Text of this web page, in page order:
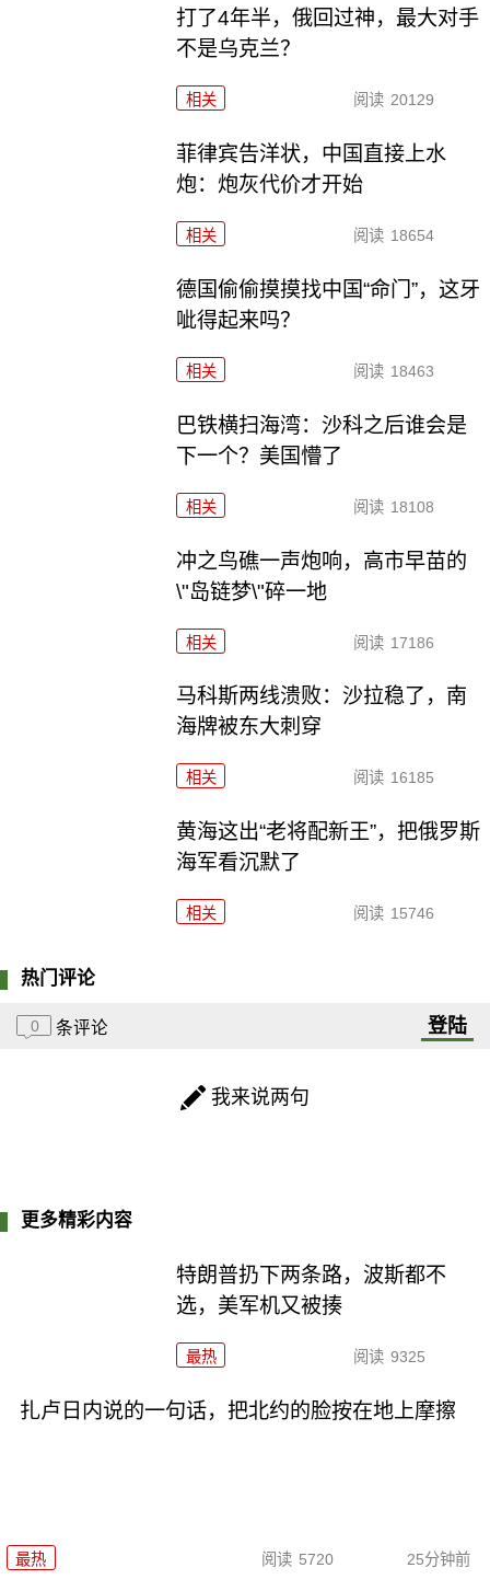
打了4年半，俄回过神，最大对手
不是乌克兰？
相关 阅读 20129
菲律宾告洋状，中国直接上水
炮：炮灰代价才开始
相关 阅读 18654
德国偷偷摸摸找中国“命门”，这牙
呲得起来吗？
相关 阅读 18463
巴铁横扫海湾：沙科之后谁会是
下一个？美国懵了
相关 阅读 18108
冲之鸟礁一声炮响，高市早苗的
\"岛链梦\"碎一地
相关 阅读 17186
马科斯两线溃败：沙拉稳了，南
海牌被东大刺穿
相关 阅读 16185
黄海这出“老将配新王”，把俄罗斯
海军看沉默了
相关 阅读 15746
热门评论
0 条评论 登陆
我来说两句
更多精彩内容
特朗普扔下两条路，波斯都不
选，美军机又被揍
最热 阅读 9325
扎卢日内说的一句话，把北约的脸按在地上摩擦
最热 阅读 5720 25分钟前